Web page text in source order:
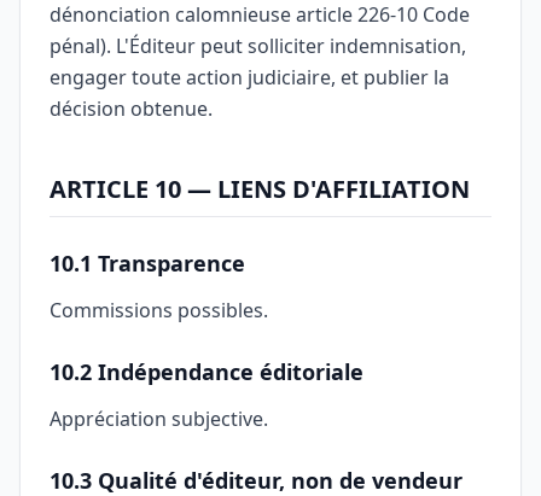
dénonciation calomnieuse article 226-10 Code
pénal). L'Éditeur peut solliciter indemnisation,
engager toute action judiciaire, et publier la
décision obtenue.
ARTICLE 10 — LIENS D'AFFILIATION
10.1 Transparence
Commissions possibles.
10.2 Indépendance éditoriale
Appréciation subjective.
10.3 Qualité d'éditeur, non de vendeur